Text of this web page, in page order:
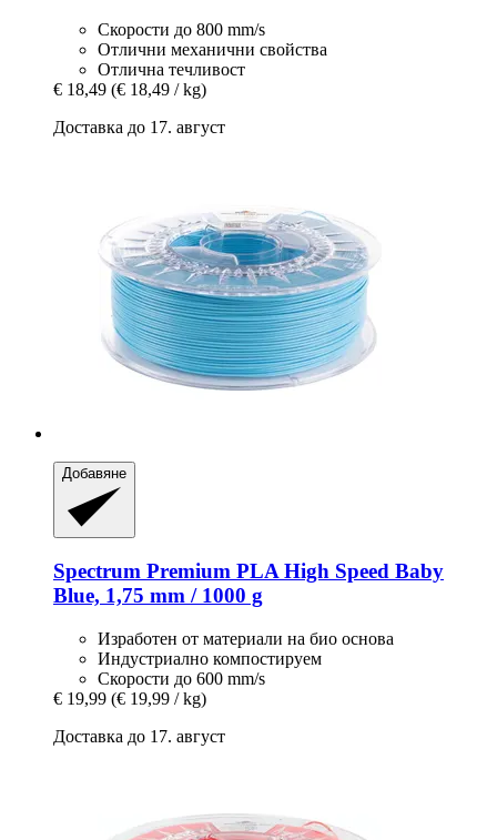
Скорости до 800 mm/s
Отлични механични свойства
Отлична течливост
€ 18,49 (€ 18,49 / kg)
Доставка до 17. август
Добавяне
Spectrum Premium PLA High Speed Baby
Blue, 1,75 mm / 1000 g
Изработен от материали на био основа
Индустриално компостируем
Скорости до 600 mm/s
€ 19,99 (€ 19,99 / kg)
Доставка до 17. август